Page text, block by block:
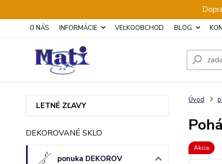
O NÁS INFORMÁCIE VEĽKOOBCHOD BLOG
LETNÉ ZĽAVY
DEKOROVANÉ SKLO
ponuka DEKOROV
Úvod
Akcia